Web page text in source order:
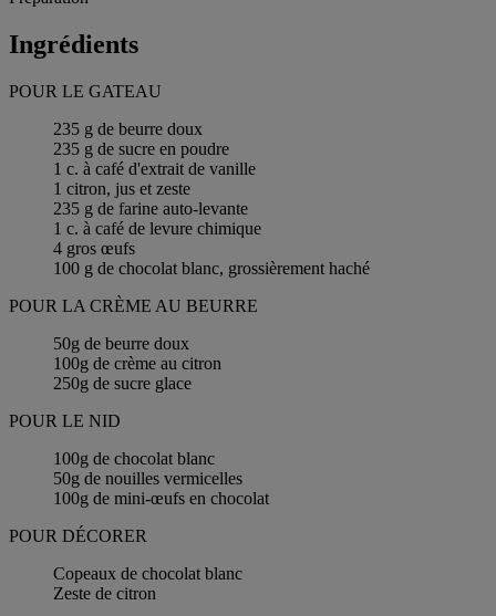
Ingrédients
POUR LE GATEAU
235 g de beurre doux
235 g de sucre en poudre
1 c. à café d'extrait de vanille
1 citron, jus et zeste
235 g de farine auto-levante
1 c. à café de levure chimique
4 gros œufs
100 g de chocolat blanc, grossièrement haché
POUR LA CRÈME AU BEURRE
50g de beurre doux
100g de crème au citron
250g de sucre glace
POUR LE NID
100g de chocolat blanc
50g de nouilles vermicelles
100g de mini-œufs en chocolat
POUR DÉCORER
Copeaux de chocolat blanc
Zeste de citron